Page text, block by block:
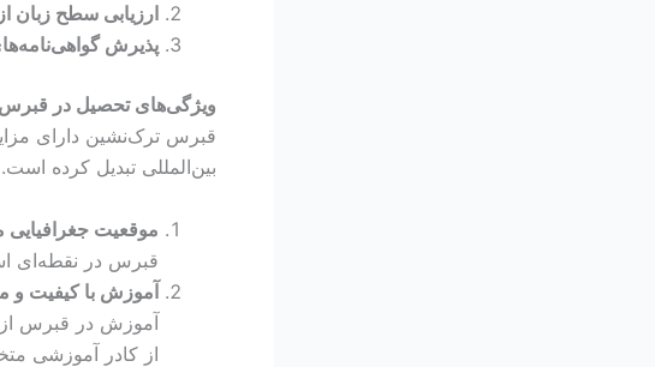
ارزیابی سطح زبان
پذیرش
ویژگی‌های تحصیل در
قبرس ترک‌نشین دارای
بین‌المللی تبدیل کرده است.
موقعیت جغرافیایی
قبرس در نقطه‌ای
آموزش با کیفیت و
آموزش در قبرس از
از کادر آموزشی